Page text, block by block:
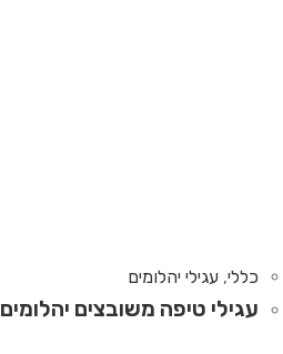
כללי, עגילי יהלומים
עגילי טיפה משובצים יהלומים